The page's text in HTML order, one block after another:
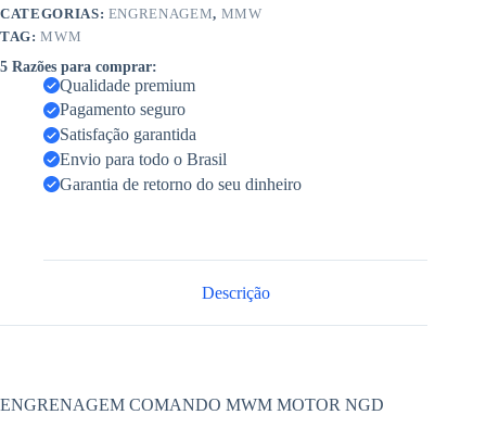
CATEGORIAS: ENGRENAGEM, MMW
TAG:MWM
5 Razões para comprar:
Qualidade premium
Pagamento seguro
Satisfação garantida
Envio para todo o Brasil
Garantia de retorno do seu dinheiro
Descrição
ENGRENAGEM COMANDO MWM MOTOR NGD